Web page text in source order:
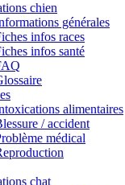
chien
générales
infos races
infos santé
alimentaires
/ accident
médical
chat